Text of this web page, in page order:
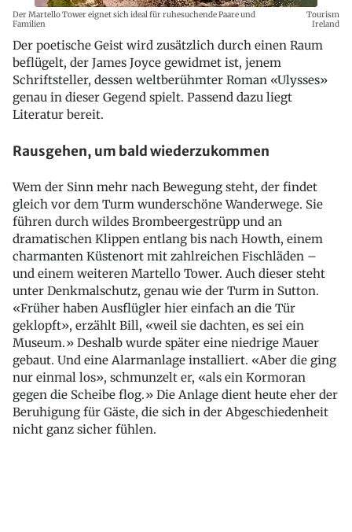
Der Martello Tower eignet sich ideal für ruhesuchende Paare und
Familien
Tourism
Ireland
Der poetische Geist wird zusätzlich durch einen Raum
beflügelt, der James Joyce gewidmet ist, jenem
Schriftsteller, dessen weltberühmter Roman «Ulysses»
genau in dieser Gegend spielt. Passend dazu liegt
Literatur bereit.
Rausgehen, um bald wiederzukommen
Wem der Sinn mehr nach Bewegung steht, der findet
gleich vor dem Turm wunderschöne Wanderwege. Sie
führen durch wildes Brombeergestrüpp und an
dramatischen Klippen entlang bis nach Howth, einem
charmanten Küstenort mit zahlreichen Fischläden –
und einem weiteren Martello Tower. Auch dieser steht
unter Denkmalschutz, genau wie der Turm in Sutton.
«Früher haben Ausflügler hier einfach an die Tür
geklopft», erzählt Bill, «weil sie dachten, es sei ein
Museum.» Deshalb wurde später eine niedrige Mauer
gebaut. Und eine Alarmanlage installiert. «Aber die ging
nur einmal los», schmunzelt er, «als ein Kormoran
gegen die Scheibe flog.» Die Anlage dient heute eher der
Beruhigung für Gäste, die sich in der Abgeschiedenheit
nicht ganz sicher fühlen.